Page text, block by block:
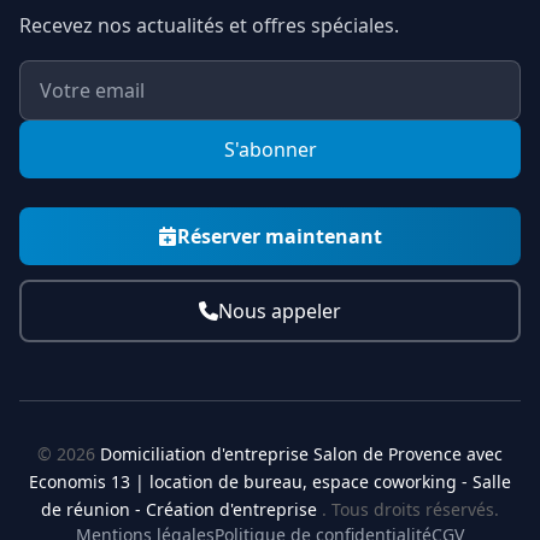
Recevez nos actualités et offres spéciales.
S'abonner
Réserver maintenant
Nous appeler
© 2026 Domiciliation d'entreprise Salon de Provence avec
Economis 13 | location de bureau, espace coworking - Salle
de réunion - Création d'entreprise . Tous droits réservés.
Mentions légalesPolitique de confidentialitéCGV